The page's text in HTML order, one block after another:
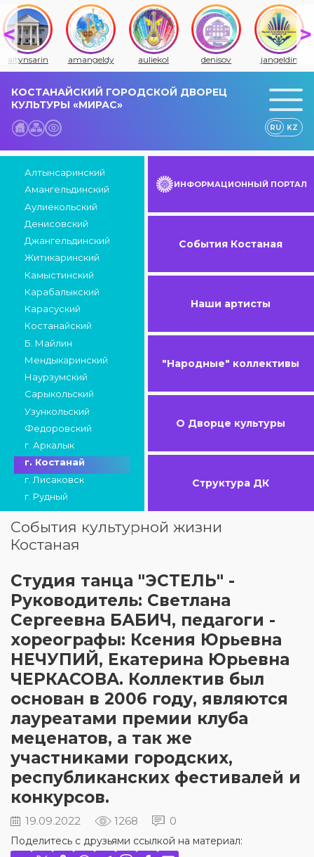
altynsarin amangeldy auliekol denisov jangeldin
КОСТАНАЙСКИЙ ГОРОДСКОЙ ДВОРЕЦ
КУЛЬТУРЫ «МИРАС»
RU KZ
Алтынсаринский
Амангельдинский
Аулиекольский
Денисовский
Джангельдинский
Житикаринский
Камыстинский
Карабалыкский
Карасуский
Костанайский
Б. Майлин
Мендыкаринский
Наурзумский
Сарыкольский
Узункольский
Федоровский
г. Аркалык
г. Костанай
г. Лисаковск
г. Рудный
ИНФОРМАЦИОННЫЙ ПОРТАЛ
События Костаная
Наши артисты
"Народные" коллективы
О Дворце культуры
Структура ДК
События культурной жизни
Костаная
Студия танца "ЭСТЕЛЬ" -
Руководитель: Светлана
Сергеевна БАБИЧ, педагоги -
хореографы: Ксения Юрьевна
НЕЧУПИЙ, Екатерина Юрьевна
ЧЕРКАСОВА. Коллектив был
основан в 2006 году, являются
лауреатами премии клуба
меценатов, а так же
участниками городских,
республиканских фестивалей и
конкурсов.
19.09.2022 1268 0
Поделитесь с друзьями ссылкой на материал: